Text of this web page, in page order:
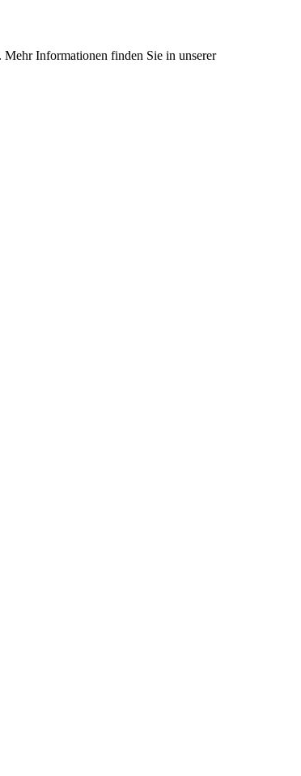
Mehr Informationen finden Sie in unserer